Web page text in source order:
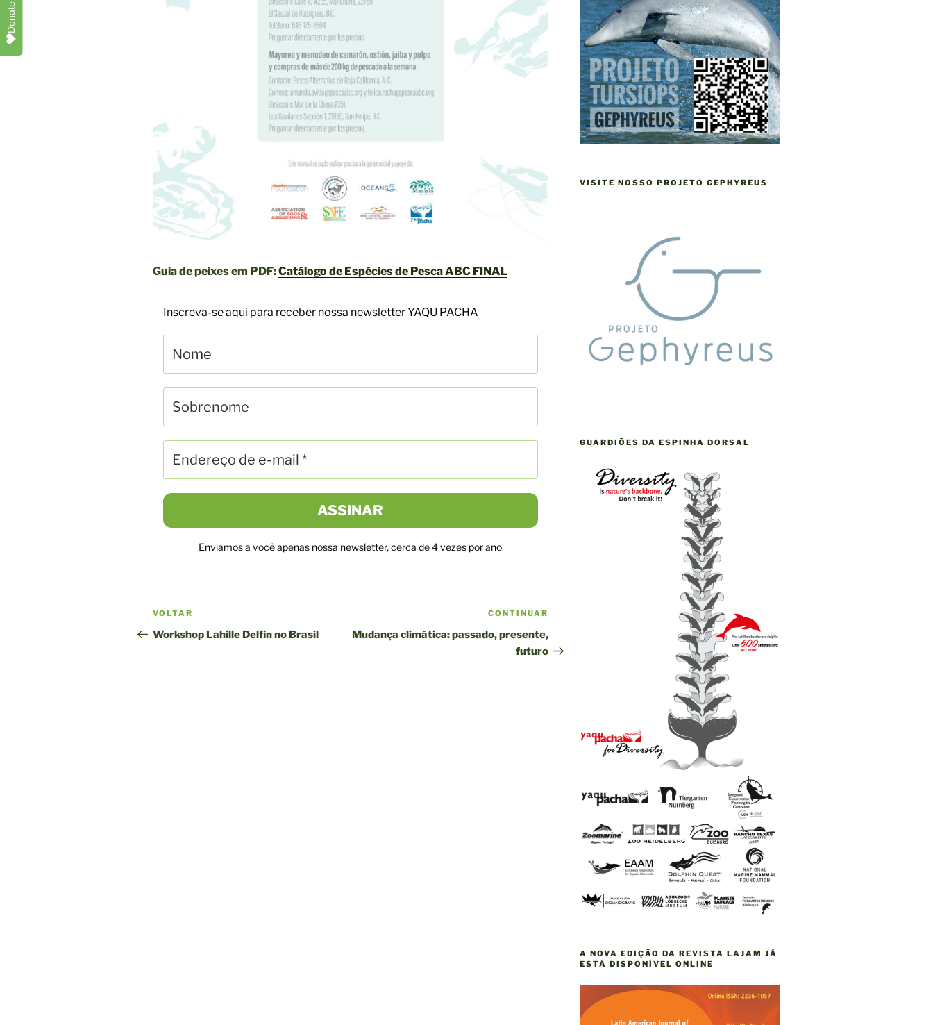
Guia de peixes em PDF:Catálogo de Espécies de Pesca ABC FINAL
Inscreva-se aqui para receber nossa newsletter YAQU PACHA
Enviamos a você apenas nossa newsletter, cerca de 4 vezes por ano
Navegação
pela
Postagem
anterior
VOLTAR
Workshop Lahille Delfin no Brasil
CONTINUAR
Mudança climática: passado, presente,
futuro
VISITE NOSSO PROJETO GEPHYREUS
GUARDIÕES DA ESPINHA DORSAL
A NOVA EDIÇÃO DA REVISTA LAJAM JÁ
ESTÁ DISPONÍVEL ONLINE
Donate